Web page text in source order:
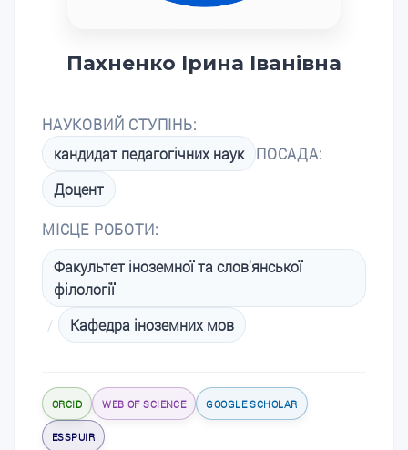
Пахненко Ірина Іванівна
НАУКОВИЙ СТУПІНЬ:
кандидат педагогічних наук
ПОСАДА:
Доцент
МІСЦЕ РОБОТИ:
Факультет іноземної та слов'янської
філології
/
Кафедра іноземних мов
ORCID WEB OF SCIENCE GOOGLE SCHOLAR
ESSPUIR